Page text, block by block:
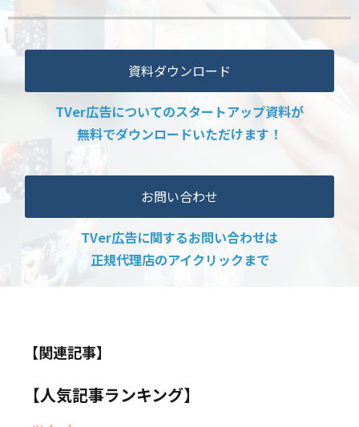
資料ダウンロード
TVer広告についてのスタートアップ資料が
無料でダウンロードいただけます！
お問い合わせ
TVer広告に関するお問い合わせは
正規代理店のアイクリックまで
【関連記事】
【人気記事ランキング】